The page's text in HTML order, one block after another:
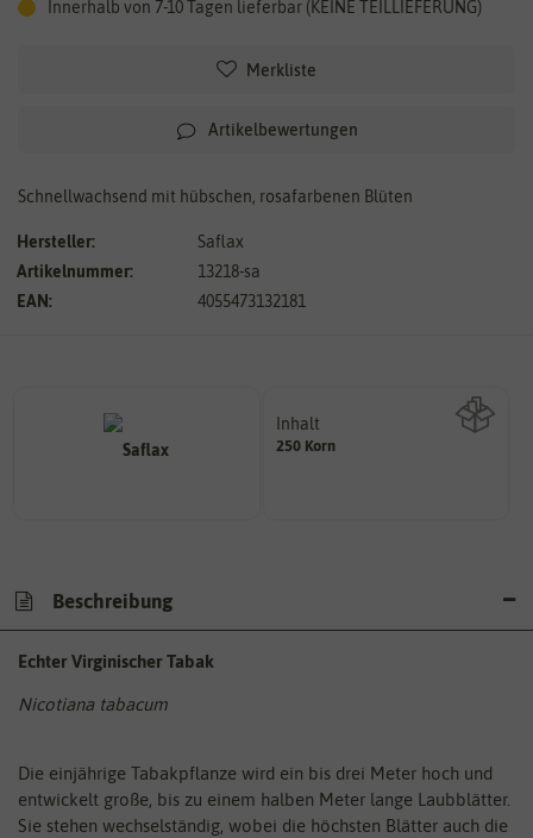
Innerhalb von 7-10 Tagen lieferbar (KEINE TEILLIEFERUNG)
Merkliste
Artikelbewertungen
Schnellwachsend mit hübschen, rosafarbenen Blüten
Hersteller:
Saflax
Artikelnummer:
13218-sa
EAN:
4055473132181
Inhalt
250 KornWie viel ist enthalten
Beschreibung
Echter Virginischer Tabak
Nicotiana tabacum
Die einjährige Tabakpflanze wird ein bis drei Meter hoch und
entwickelt große, bis zu einem halben Meter lange Laubblätter.
Sie stehen wechselständig, wobei die höchsten Blätter auch die